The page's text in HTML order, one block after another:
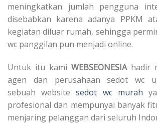
meningkatkan jumlah pengguna
disebabkan karena adanya PPKM
kegiatan diluar rumah, sehingga
wc panggilan pun menjadi online.
Untuk itu kami WEBSEONESIAhadir
agen dan perusahaan sedot wc
sebuah websitesedot wc murah
profesional dan mempunyai banyak
menjaring pelanggan dari seluruh